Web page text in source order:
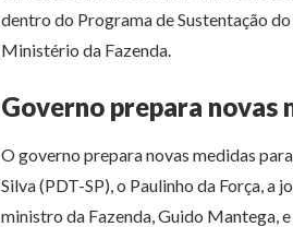
dentro do Programa de Sustentação
Ministério da Fazenda.
Governo prepara novas
O governo prepara novas medidas
Silva (PDT-SP), o Paulinho da Força,
ministro da Fazenda, Guido Mantega,